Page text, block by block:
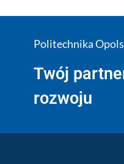
Politechnika
Twój
rozwoju